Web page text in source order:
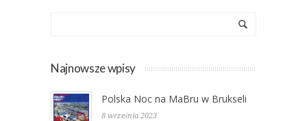
Najnowsze wpisy
Polska Noc na MaBru w Brukseli
8 września 2023